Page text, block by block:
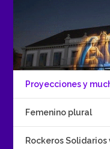
Proyecciones y
Femenino plural
Rockeros